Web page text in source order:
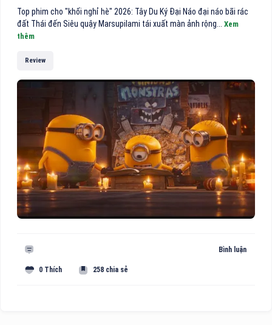
Top phim cho "khối nghỉ hè" 2026: Tây Du Ký Đại Náo đại náo bãi rác
đất Thái đến Siêu quậy Marsupilami tái xuất màn ảnh rộng... Xem
thêm
Review
Bình luận
0 Thích 258 chia sẻ